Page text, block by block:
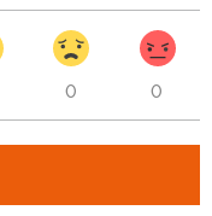
0 0